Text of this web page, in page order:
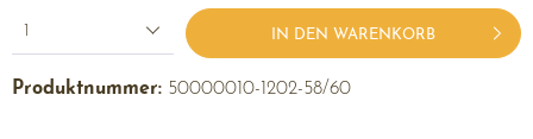
1 IN DEN WARENKORB
Produktnummer: 50000010-1202-58/60